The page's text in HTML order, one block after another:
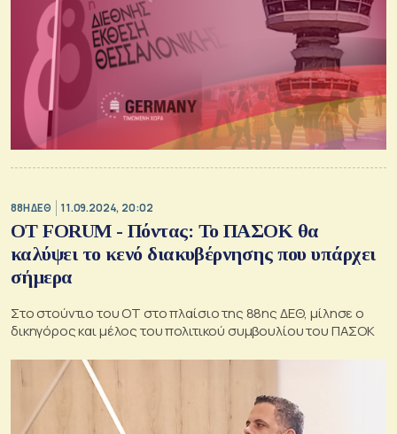
88Η ΔΕΘ 11.09.2024, 20:02
ΟΤ FORUM - Πόντας: Το ΠΑΣΟΚ θα
καλύψει το κενό διακυβέρνησης που υπάρχει
σήμερα
Στο στούντιο του ΟΤ στο πλαίσιο της 88ης ΔΕΘ, μίλησε ο
δικηγόρος και μέλος του πολιτικού συμβουλίου του ΠΑΣΟΚ